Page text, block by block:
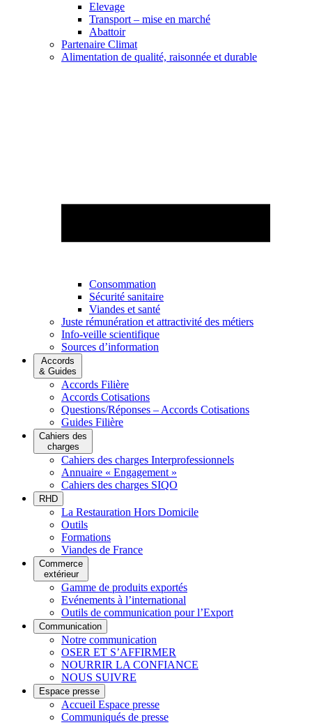
Elevage
Transport – mise en marché
Abattoir
Partenaire Climat
Alimentation de qualité, raisonnée et durable
Consommation
Sécurité sanitaire
Viandes et santé
Juste rémunération et attractivité des métiers
Info-veille scientifique
Sources d’information
Accords
& Guides
Accords Filière
Accords Cotisations
Questions/Réponses – Accords Cotisations
Guides Filière
Cahiers des
charges
Cahiers des charges Interprofessionnels
Annuaire « Engagement »
Cahiers des charges SIQO
RHD
La Restauration Hors Domicile
Outils
Formations
Viandes de France
Commerce
extérieur
Gamme de produits exportés
Evénements à l’international
Outils de communication pour l’Export
Communication
Notre communication
OSER ET S’AFFIRMER
NOURRIR LA CONFIANCE
NOUS SUIVRE
Espace presse
Accueil Espace presse
Communiqués de presse